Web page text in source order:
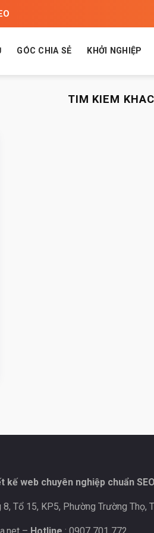
GÓC CHIA SẺ KHỞI NGHIỆP
TIM KIEM
kế web chuyên nghiệp chuẩn SEO
Tổ 15, KP5, Phường Trường Thọ,